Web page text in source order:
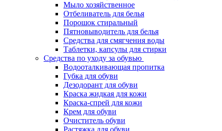
Мыло хозяйственное
Отбеливатель для белья
Порошок стиральный
Пятновыводитель для белья
Средства для смягчения воды
Таблетки, капсулы для стирки
Средства по уходу за обувью
Водооталкивающая пропитка
Губка для обуви
Дезодорант для обуви
Краска жидкая для кожи
Краска-спрей для кожи
Крем для обуви
Очиститель обуви
Растяжка для обуви